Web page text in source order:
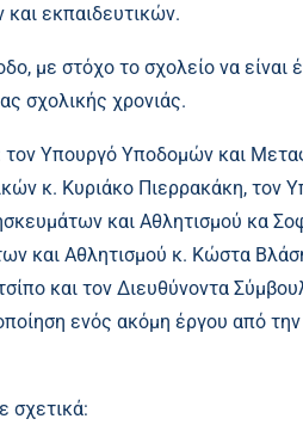
εκπαιδευτικών.
με στόχο το σχολείο να είναι
σχολικής χρονιάς.
τον Υπουργό Υποδομών και
κ. Κυριάκο Πιερρακάκη, τον
και Αθλητισμού κα
και Αθλητισμού κ. Κώστα
και τον Διευθύνοντα
ενός ακόμη έργου από
σχετικά: